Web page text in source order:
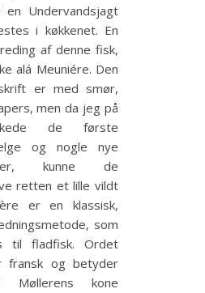
en Undervandsjagt
i køkkenet. En
af denne fisk,
alá Meuniére. Den
er med smør,
men da jeg på
de første
og nogle nye
kunne de
retten et lille vildt
er en klassisk,
som
til fladfisk. Ordet
fransk og betyder
Møllerens kone